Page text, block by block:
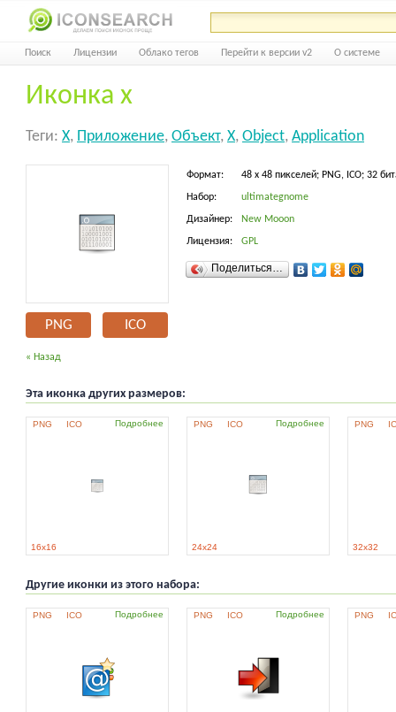
Поиск Лицензии Облако тегов Перейти к версии v2 О системе
Иконка х
Теги: Х, Приложение, Объект, X, Object, Application
PNG ICO
Формат: 48 x 48 пикселей; PNG, ICO; 32
Набор: ultimategnome
Дизайнер: New Mooon
Лицензия: GPL
Поделиться…
« Назад
Эта иконка других размеров:
PNG ICO Подробнее
16x16
PNG ICO Подробнее
24x24
PNG
32x32
Другие иконки из этого набора:
PNG ICO Подробнее PNG ICO Подробнее PNG